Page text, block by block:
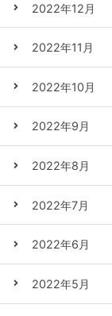
2022年12月
2022年11月
2022年10月
2022年9月
2022年8月
2022年7月
2022年6月
2022年5月